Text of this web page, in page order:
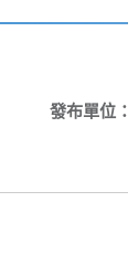
發布單位：